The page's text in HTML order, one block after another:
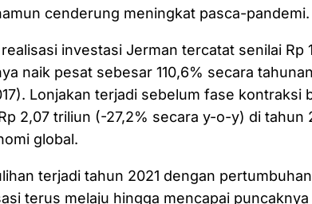
cenderung meningkat pasca-pandemi.
investasi Jerman tercatat senilai Rp
naik pesat sebesar 110,6% secara
Lonjakan terjadi sebelum fase kontraksi
2,07 triliun (-27,2% secara y-o-y) di tahun
global.
terjadi tahun 2021 dengan
terus melaju hingga mencapai